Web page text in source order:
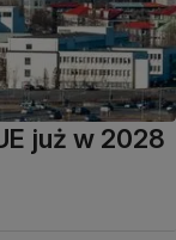
już w 2028